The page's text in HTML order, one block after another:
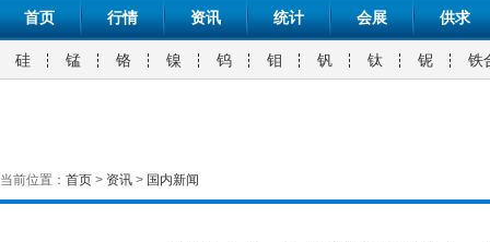
首页 行情 资讯 统计 会展 供求
硅 锰 铬 镍 钨 钼 钒 钛 铌 铁
当前位置： 首页 > 资讯 > 国内新闻